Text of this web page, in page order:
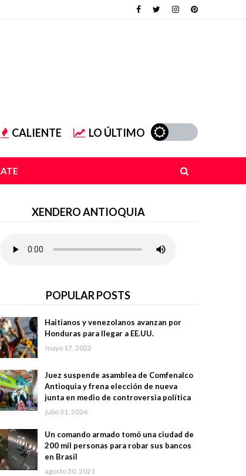
CALIENTE LO ÚLTIMO
XENDERO ANTIOQUIA
POPULAR POSTS
Haitianos y venezolanos avanzan por
Honduras para llegar a EE.UU.
mayo 17, 2022
Juez suspende asamblea de Comfenalco
Antioquia y frena elección de nueva
junta en medio de controversia política
julio 31, 2026
Un comando armado tomó una ciudad de
200 mil personas para robar sus bancos
en Brasil
agosto 30, 2021